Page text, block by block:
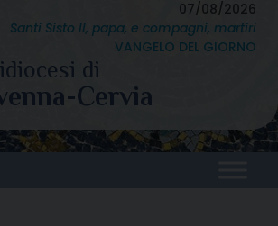
07/08/2026
Santi Sisto II, papa, e compagni, martiri
VANGELO DEL GIORNO